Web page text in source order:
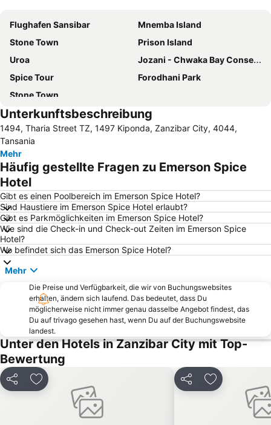
Flughafen Sansibar
Mnemba Island
Stone Town
Prison Island
Uroa
Jozani - Chwaka Bay Conservation Area
Spice Tour
Forodhani Park
Stone Town
Unterkunftsbeschreibung
1494, Tharia Street TZ, 1497 Kiponda, Zanzibar City, 4044,
Tansania
Mehr
Häufig gestellte Fragen zu Emerson Spice
Hotel
Gibt es einen Poolbereich im Emerson Spice Hotel?
Sind Haustiere im Emerson Spice Hotel erlaubt?
Gibt es Parkmöglichkeiten im Emerson Spice Hotel?
Wie sind die Check-in und Check-out Zeiten im Emerson Spice
Hotel?
Wo befindet sich das Emerson Spice Hotel?
Mehr
Die Preise und Verfügbarkeit, die wir von Buchungswebsites
erhalten, ändern sich laufend. Das bedeutet, dass Du
möglicherweise nicht immer genau dasselbe Angebot findest, das
Du auf trivago gesehen hast, wenn Du auf der Buchungswebsite
landest.
Unter den Hotels in Zanzibar City mit Top-
Bewertung
Teilen Zu Favoriten hinzufügen Teilen Zu Favoriten